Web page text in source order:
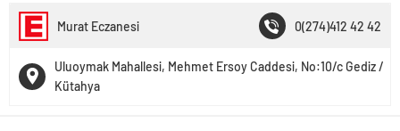
Murat Eczanesi 0(274)412 42 42
Uluoymak Mahallesi, Mehmet Ersoy Caddesi, No:10/c Gediz /
Kütahya